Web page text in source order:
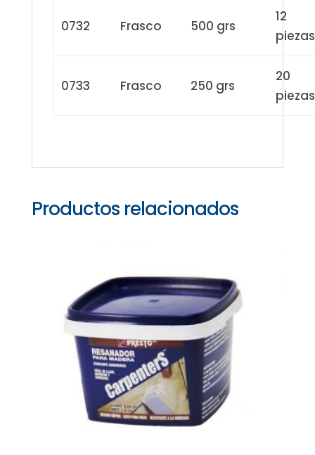
0732 Frasco 500 grs
12
piezas
0733 Frasco 250 grs
20
piezas
Productos relacionados